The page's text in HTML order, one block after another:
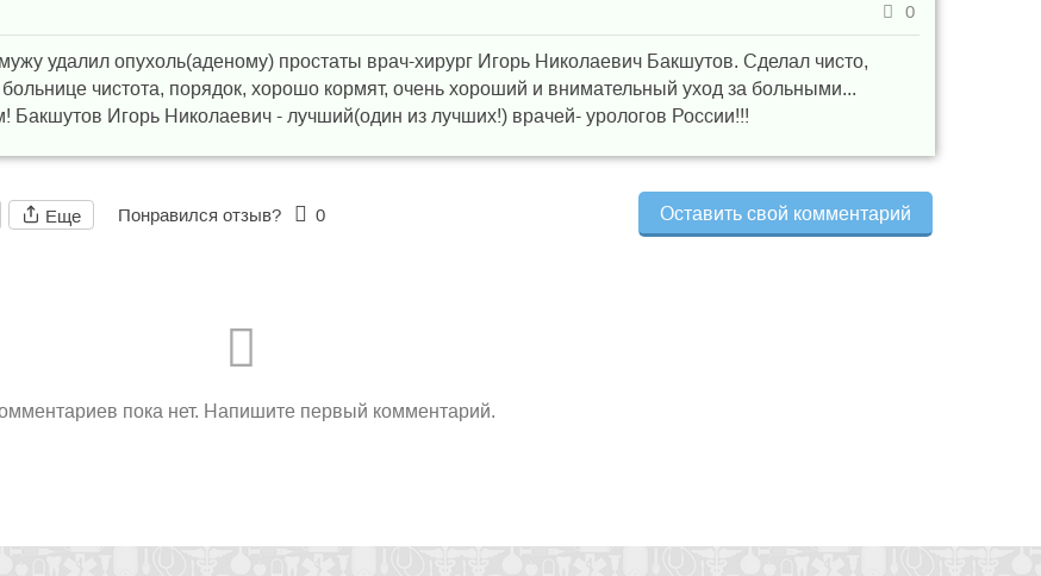
0
удалил опухоль(аденому) простаты врач-хирург Игорь Николаевич Бакшутов. Сделал чисто,
чистота, порядок, хорошо кормят, очень хороший и внимательный уход за больными...
Игорь Николаевич - лучший(один из лучших!) врачей- урологов России!!!
Оставить свой комментарий
Еще Понравился отзыв? 0
пока нет. Напишите первый комментарий.